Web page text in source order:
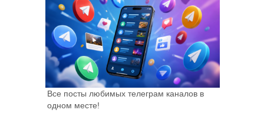
Все посты любимых телеграм каналов в
одном месте!